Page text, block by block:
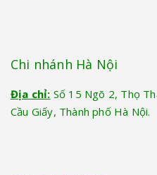
Chi nhánh Hà Nội
Địa chỉ: Số 15 Ngõ 2, Thọ
Cầu Giấy, Thành phố Hà Nội.